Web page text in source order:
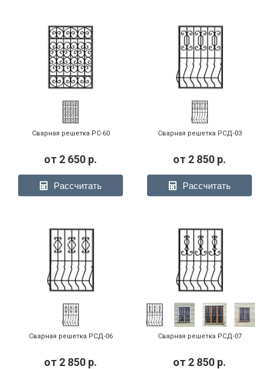
Сварная решетка РС-60
от 2 650 р.
Рассчитать
Сварная решетка РСД-03
от 2 850 р.
Рассчитать
Сварная решетка РСД-06
от 2 850 р.
Сварная решетка РСД-07
от 2 850 р.